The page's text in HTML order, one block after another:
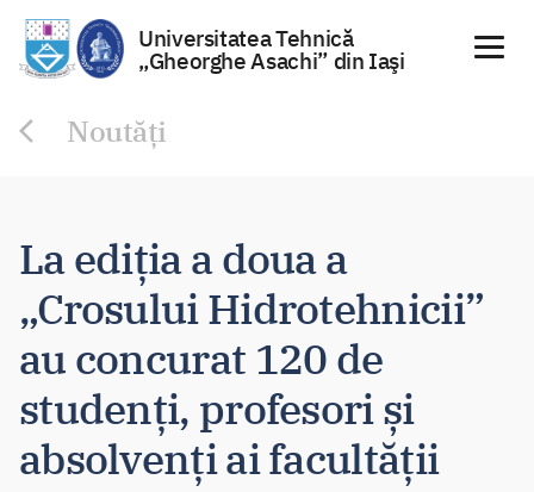
Universitatea Tehnică
„Gheorghe Asachi” din Iaşi
Noutăți
La ediția a doua a
„Crosului Hidrotehnicii”
au concurat 120 de
studenți, profesori și
absolvenți ai facultății